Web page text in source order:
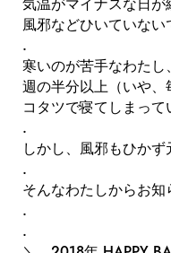
風邪などひいていない
.
寒いのが苦手なわたし
週の半分以上（いや、
コタツで寝てしまって
.
しかし、風邪もひか
.
そんなわたしからお知
.
.